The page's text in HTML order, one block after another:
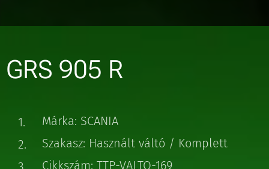
GRS 905 R
Márka: SCANIA
Szakasz: Használt váltó / Komplett
Cikkszám: TTP-VALTO-169